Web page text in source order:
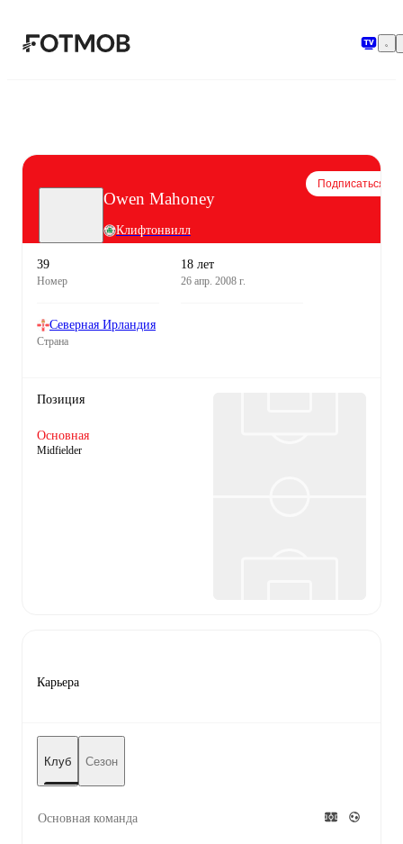
Owen Mahoney
Клифтонвилл
Подписаться
39
Номер
18 лет
26 апр. 2008 г.
Северная Ирландия
Страна
Позиция
Основная
Midfielder
Карьера
Клуб Сезон
Основная команда